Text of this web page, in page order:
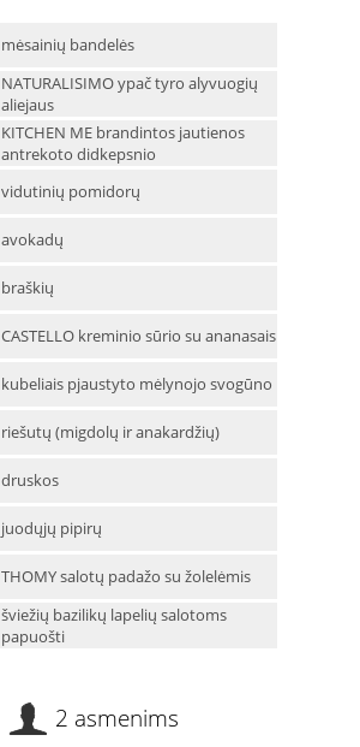
mėsainių bandelės
NATURALISIMO ypač tyro alyvuogių
aliejaus
KITCHEN ME brandintos jautienos
antrekoto didkepsnio
vidutinių pomidorų
avokadų
braškių
CASTELLO kreminio sūrio su ananasais
kubeliais pjaustyto mėlynojo svogūno
riešutų (migdolų ir anakardžių)
druskos
juodųjų pipirų
THOMY salotų padažo su žolelėmis
šviežių bazilikų lapelių salotoms
papuošti
2 asmenims